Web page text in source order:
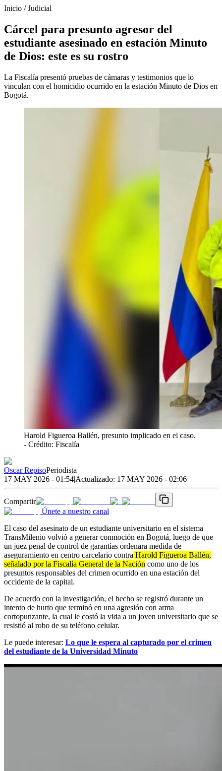
Inicio /Judicial
Cárcel para presunto agresor del
estudiante asesinado en estación Minuto
de Dios: este es su rostro
La Fiscalía presentó pruebas de cámaras y testimonios que lo
vinculan con el homicidio ocurrido en la estación Minuto de Dios en
Bogotá.
Harold Figueroa Ballén, presunto implicado en el caso.
- Crédito: Fiscalía
Oscar RepisoPeriodista
17 MAY 2026 - 01:54|Actualizado: 17 MAY 2026 - 02:06
Compartir
Únete a nuestro canal
El caso del asesinato de un estudiante universitario en el sistema
TransMilenio volvió a generar conmoción en Bogotá, luego de que
un juez penal de control de garantías ordenara medida de
aseguramiento en centro carcelario contra Harold Figueroa Ballén,
señalado por la Fiscalía General de la Nación como uno de los
presuntos responsables del crimen ocurrido en una estación del
occidente de la capital.
De acuerdo con la investigación, el hecho se registró durante un
intento de hurto que terminó en una agresión con arma
cortopunzante, la cual le costó la vida a un joven universitario que se
resistió al robo de su teléfono celular.
Le puede interesar: Lo que le espera al capturado por el crimen
del estudiante de la Universidad Minuto